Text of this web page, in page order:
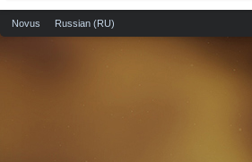
Novus Russian (RU)